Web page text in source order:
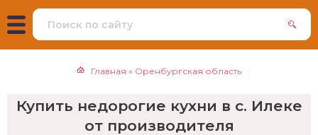
Главная » Оренбургская область
Купить недорогие кухни в с. Илеке
от производителя